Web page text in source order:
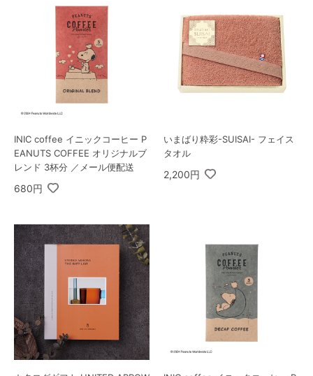
INIC coffee イニックコーヒー P
EANUTS COFFEE オリジナルブ
レンド 3杯分 ／メール便配送
680円
いまばり粋彩-SUISAI- フェイス
タオル
2,200円